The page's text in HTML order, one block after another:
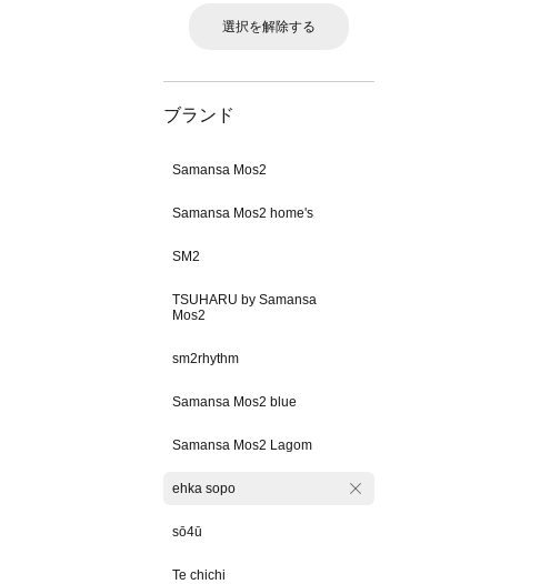
選択を解除する
ブランド
Samansa Mos2
Samansa Mos2 home's
SM2
TSUHARU by Samansa
Mos2
sm2rhythm
Samansa Mos2 blue
Samansa Mos2 Lagom
ehka sopo
sō4ū
Te chichi